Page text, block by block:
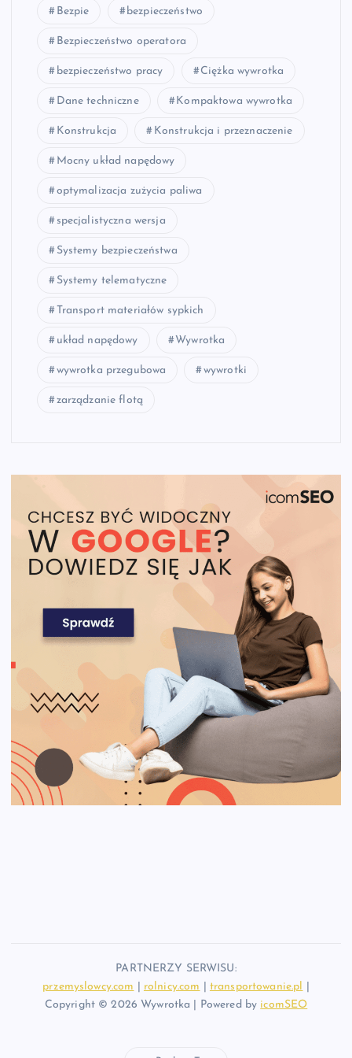
Bezpie bezpieczeństwo
Bezpieczeństwo operatora
bezpieczeństwo pracy Ciężka wywrotka
Dane techniczne Kompaktowa wywrotka
Konstrukcja Konstrukcja i przeznaczenie
Mocny układ napędowy
optymalizacja zużycia paliwa
specjalistyczna wersja
Systemy bezpieczeństwa
Systemy telematyczne
Transport materiałów sypkich
układ napędowy Wywrotka
wywrotka przegubowa wywrotki
zarządzanie flotą
PARTNERZY SERWISU:
przemyslowcy.com
rolnicy.com transportowanie.pl
Copyright © 2026 Wywrotka | Powered by icomSEO